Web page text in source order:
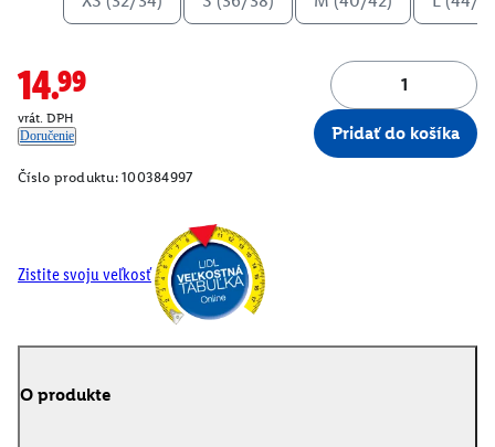
14.99
vrát. DPH
Doručenie
Pridať do košíka
Číslo produktu: 100384997
Zistite svoju veľkosť
O produkte